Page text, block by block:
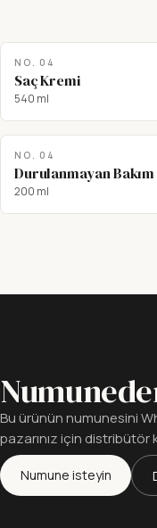
NO. 04
Saç Kremi
540 ml
NO. 04
Durulanmayan Bakım
200 ml
Bu ürünün numunesini
pazarınız için distribütör
Numune isteyin